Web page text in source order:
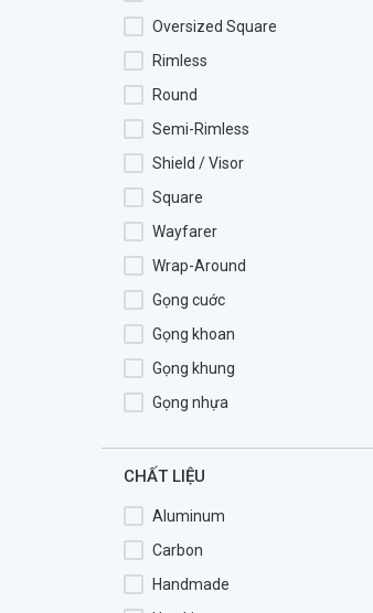
Charmant
Charriol
Chemi
Chopard
Christian Dior
Chrome Hearts
COACH
Dakota Smith
Diesel
Diesny Kid
DODO
Dolce & Gabbana
DXO
Oversized Square
Rimless
Round
Semi-Rimless
Shield / Visor
Square
Wayfarer
Wrap-Around
Gọng cuớc
Gọng khoan
Gọng khung
Gọng nhựa
CHẤT LIỆU
Aluminum
Carbon
Handmade